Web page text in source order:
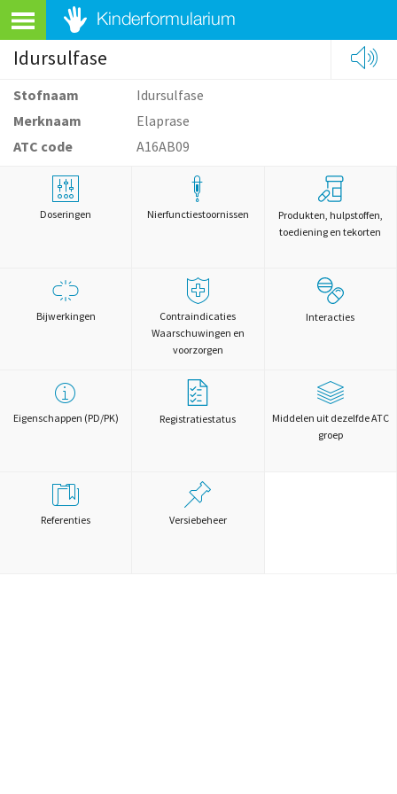
Idursulfase
Stofnaam
Idursulfase
Merknaam
Elaprase
ATC code
A16AB09
Doseringen Nierfunctiestoornissen
Produkten, hulpstoffen,
toediening en tekorten
Bijwerkingen
Contraindicaties
Waarschuwingen en
voorzorgen
Interacties
Eigenschappen (PD/PK) Registratiestatus
Middelen uit dezelfde ATC
groep
Referenties Versiebeheer